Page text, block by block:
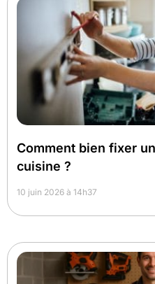
Comment bien fixer
cuisine ?
10 juin 2026 à 14h37